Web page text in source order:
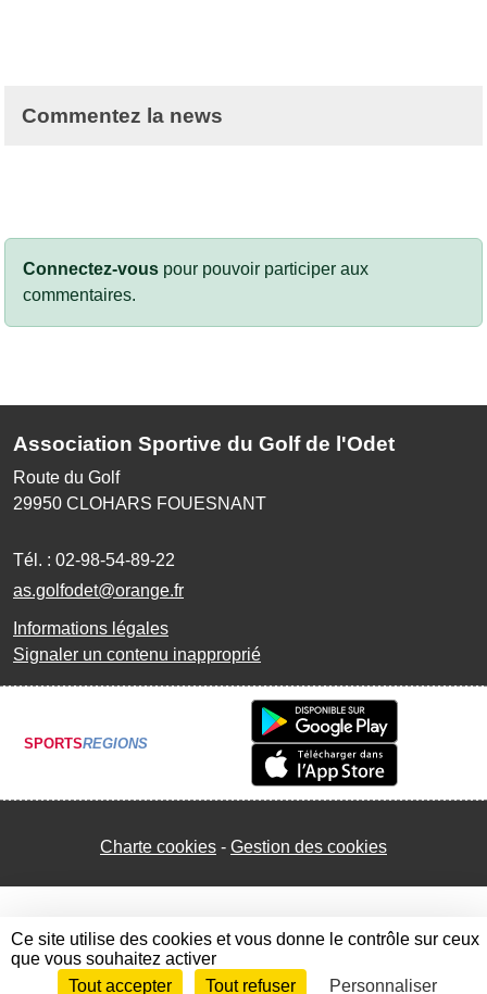
Commentez la news
Connectez-vous pour pouvoir participer aux
commentaires.
Association Sportive du Golf de l'Odet
Route du Golf
29950 CLOHARS FOUESNANT
Tél. : 02-98-54-89-22
as.golfodet@orange.fr
Informations légales
Signaler un contenu inapproprié
SPORTSREGIONS
Charte cookies Gestion des cookies
Envie de participer ? Connexion
Ce site utilise des cookies et vous donne le contrôle sur ceux
que vous souhaitez activer
Tout accepter
Tout refuser Personnaliser